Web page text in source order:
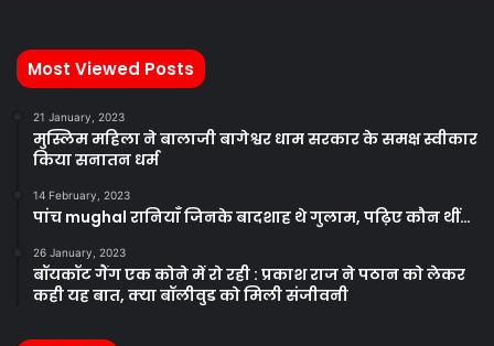
Most Viewed Posts
21 January, 2023
मुस्लिम महिला ने बालाजी बागेश्वर धाम सरकार के समक्ष स्वीकार
किया सनातन धर्म
14 February, 2023
पांच mughal रानियाँ जिनके बादशाह थे गुलाम, पढ़िए कौन थीं…
26 January, 2023
बॉयकॉट गैंग एक कोने में रो रही : प्रकाश राज ने पठान को लेकर
कही यह बात, क्या बॉलीवुड को मिली संजीवनी